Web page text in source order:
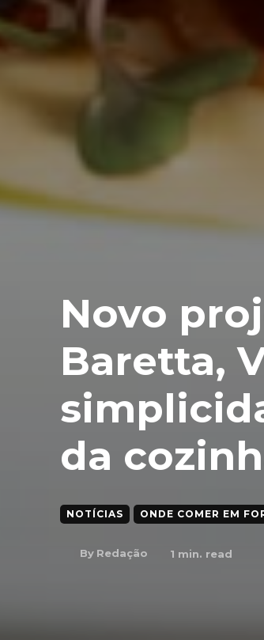
Novo
Baretta,
da
NOTÍCIAS ONDE COMER EM
By Redação 1 min. read